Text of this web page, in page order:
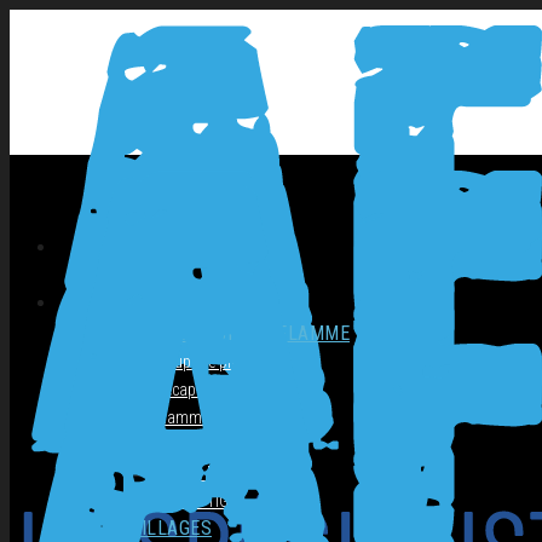
SOUDAGE COUPAGE FLAMME
Coupage plasma
Décapage inox
Flamme
Postes MIG
Postes TIG
OUTILLAGES